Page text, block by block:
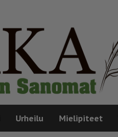
Urheilu Mielipiteet